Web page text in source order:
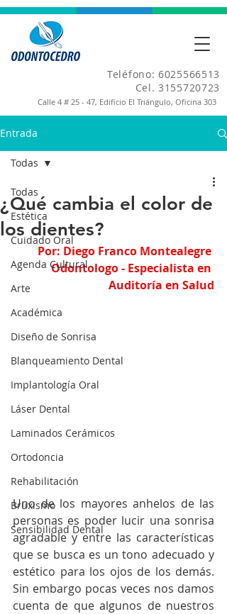
Teléfono: 6025566513
Cel. 3155720723
Calle 4 # 25 - 47, Edificio El Triángulo, Oficina 303
Entrada
Todas
Estética
Cuidado Oral
Agenda Cultural
Arte
Académica
Diseño de Sonrisa
Blanqueamiento Dental
Implantología Oral
Láser Dental
Laminados Cerámicos
Ortodoncia
Rehabilitación
Bruxismo
Sensibilidad Dental
Todas
¿Qué cambia el color de
los dientes?
Por: Diego Franco Montealegre
Odontologo - Especialista en
Auditoría en Salud
Uno de los mayores anhelos de las
personas es poder lucir una sonrisa
agradable y entre las características
que se busca es un tono adecuado y
estético para los ojos de los demás.
Sin embargo pocas veces nos damos
cuenta de que algunos de nuestros